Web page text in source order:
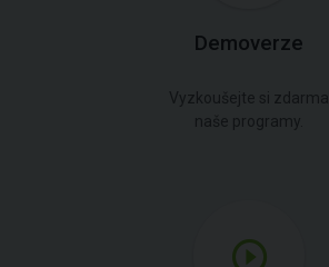
Demoverze
Vyzkoušejte si zdarma
naše programy.